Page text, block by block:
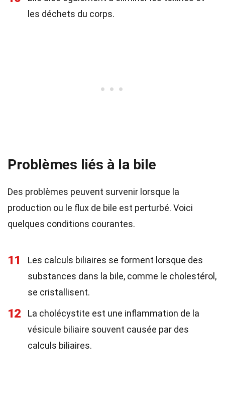
les déchets du corps.
Problèmes liés à la bile
Des problèmes peuvent survenir lorsque la
production ou le flux de bile est perturbé. Voici
quelques conditions courantes.
11
Les calculs biliaires se forment lorsque des
substances dans la bile, comme le cholestérol,
se cristallisent.
12
La cholécystite est une inflammation de la
vésicule biliaire souvent causée par des
calculs biliaires.